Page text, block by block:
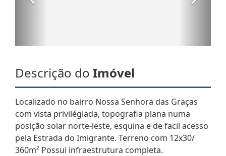
Descrição do Imóvel
Localizado no bairro Nossa Senhora das Graças
com vista privilégiada, topografia plana numa
posição solar norte-leste, esquina e de facil acesso
pela Estrada do Imigrante. Terreno com 12x30/
360m² Possui infraestrutura completa.